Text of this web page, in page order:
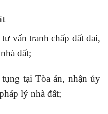
vấn tranh chấp đất đai,
đất;
tại Tòa án, nhận ủy
lý nhà đất;